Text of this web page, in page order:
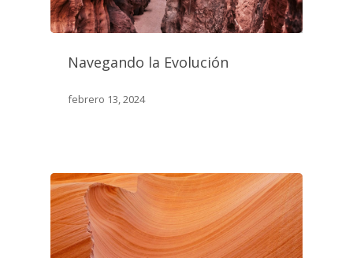
Navegando la Evolución
febrero 13, 2024